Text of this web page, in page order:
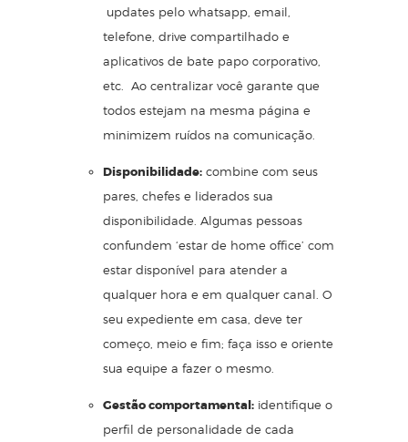
updates pelo whatsapp, email,
telefone, drive compartilhado e
aplicativos de bate papo corporativo,
etc. Ao centralizar você garante que
todos estejam na mesma página e
minimizem ruídos na comunicação.
Disponibilidade: combine com seus
pares, chefes e liderados sua
disponibilidade. Algumas pessoas
confundem ‘estar de home office’ com
estar disponível para atender a
qualquer hora e em qualquer canal. O
seu expediente em casa, deve ter
começo, meio e fim; faça isso e oriente
sua equipe a fazer o mesmo.
Gestão comportamental: identifique o
perfil de personalidade de cada